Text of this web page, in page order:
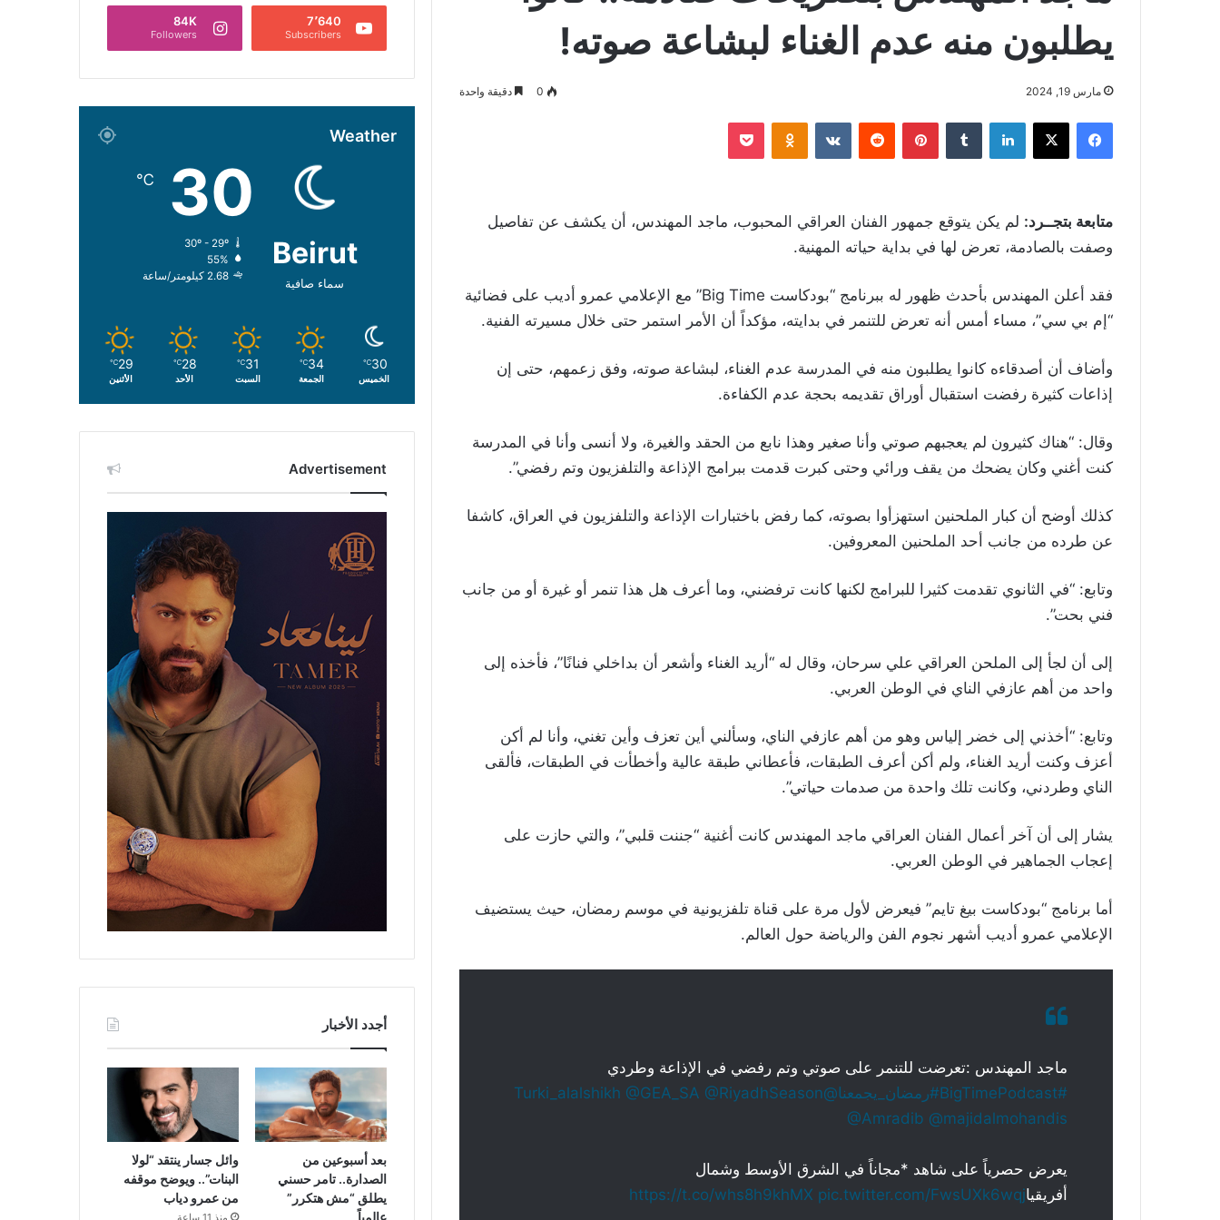
يطلبون منه عدم الغناء لبشاعة صوته!
مارس 19, 2024 0 دقيقة واحدة
فيسبوك ‫X لينكدإن بينتيريست Odnoklassniki
‫Pocket
متابعة بتجــرد: لم يكن يتوقع جمهور الفنان العراقي المحبوب، ماجد المهندس، أن يكشف عن تفاصيل
وصفت بالصادمة، تعرض لها في بداية حياته المهنية.
فقد أعلن المهندس بأحدث ظهور له ببرنامج “بودكاست Big Time” مع الإعلامي عمرو أديب على فضائية
“إم بي سي”، مساء أمس أنه تعرض للتنمر في بدايته، مؤكداً أن الأمر استمر حتى خلال مسيرته الفنية.
وأضاف أن أصدقاءه كانوا يطلبون منه في المدرسة عدم الغناء، لبشاعة صوته، وفق زعمهم، حتى إن
إذاعات كثيرة رفضت استقبال أوراق تقديمه بحجة عدم الكفاءة.
وقال: “هناك كثيرون لم يعجبهم صوتي وأنا صغير وهذا نابع من الحقد والغيرة، ولا أنسى وأنا في المدرسة
كنت أغني وكان يضحك من يقف ورائي وحتى كبرت قدمت ببرامج الإذاعة والتلفزيون وتم رفضي”.
كذلك أوضح أن كبار الملحنين استهزأوا بصوته، كما رفض باختبارات الإذاعة والتلفزيون في العراق، كاشفا
عن طرده من جانب أحد الملحنين المعروفين.
وتابع: “في الثانوي تقدمت كثيرا للبرامج لكنها كانت ترفضني، وما أعرف هل هذا تنمر أو غيرة أو من جانب
فني بحت”.
إلى أن لجأ إلى الملحن العراقي علي سرحان، وقال له “أريد الغناء وأشعر أن بداخلي فنانًا”، فأخذه إلى
واحد من أهم عازفي الناي في الوطن العربي.
وتابع: “أخذني إلى خضر إلياس وهو من أهم عازفي الناي، وسألني أين تعزف وأين تغني، وأنا لم أكن
أعزف وكنت أريد الغناء، ولم أكن أعرف الطبقات، فأعطاني طبقة عالية وأخطأت في الطبقات، فألقى
الناي وطردني، وكانت تلك واحدة من صدمات حياتي”.
يشار إلى أن آخر أعمال الفنان العراقي ماجد المهندس كانت أغنية “جننت قلبي”، والتي حازت على
إعجاب الجماهير في الوطن العربي.
أما برنامج “بودكاست بيغ تايم” فيعرض لأول مرة على قناة تلفزيونية في موسم رمضان، حيث يستضيف
الإعلامي عمرو أديب أشهر نجوم الفن والرياضة حول العالم.
ماجد المهندس :تعرضت للتنمر على صوتي وتم رفضي في الإذاعة وطردي
#BigTimePodcast
#رمضان_يجمعنا@Turki_alalshikh
@GEA_SA @RiyadhSeason
@Amradib @majidalmohandis
يعرض حصرياً على شاهد *مجاناً في الشرق الأوسط وشمال
أفريقيا
https://t.co/whs8h9khMX pic.twitter.com/FwsUXk6wqj
7٬640
Subscribers
84K
Followers
Weather
Beirut
سماء صافية
30
℃
30º - 29º
55%
2.68 كيلومتر/ساعة
30
℃
الخميس
34
℃
الجمعة
31
℃
السبت
28
℃
الأحد
29
℃
الأثنين
Advertisement
أجدد الأخبار
بعد أسبوعين من
الصدارة.. تامر حسني
يطلق “مش هتكرر”
عالمياً
وائل جسار ينتقد “لولا
البنات”.. ويوضح موقفه
من عمرو دياب
منذ 11 ساعة